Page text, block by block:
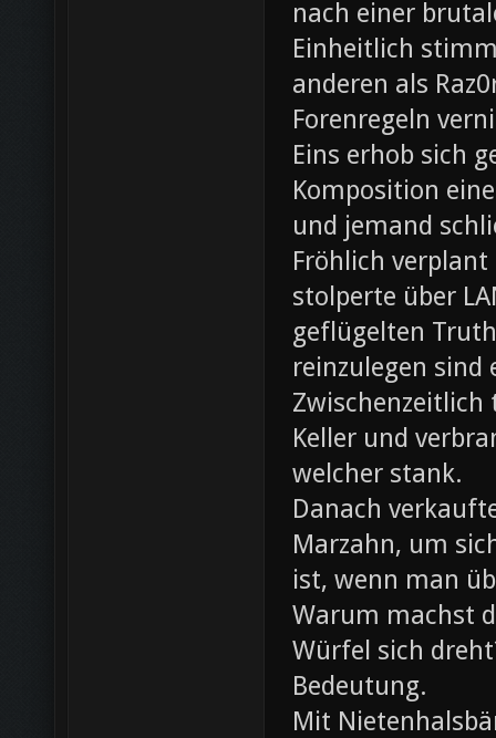
nach einer
Einheitlich
anderen als
Forenregeln
Eins erhob sich
Komposition
und jemand
Fröhlich
stolperte über
geflügelten
reinzulegen sind
Zwischenzeitlich
Keller und
welcher stank.
Danach
Marzahn, um
ist, wenn man
Warum machst
Würfel sich
Bedeutung.
Mit